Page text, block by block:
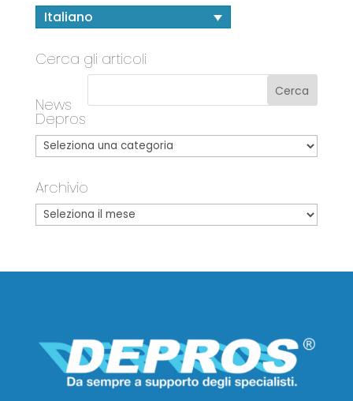
Italiano
Cerca gli articoli
News
Depros
Archivio